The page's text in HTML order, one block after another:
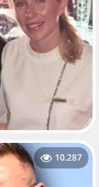
10.287